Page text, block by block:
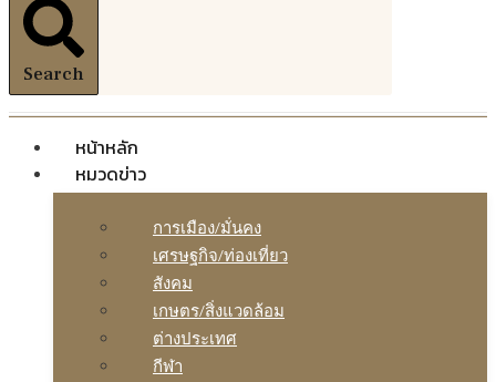
Search
หน้าหลัก
หมวดข่าว
การเมือง/มั่นคง
เศรษฐกิจ/ท่องเที่ยว
สังคม
เกษตร/สิ่งแวดล้อม
ต่างประเทศ
กีฬา